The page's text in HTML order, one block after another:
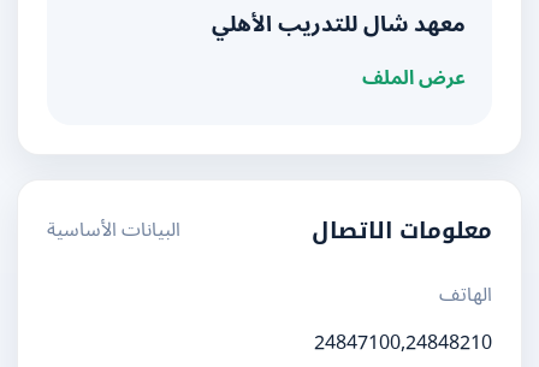
معهد شال للتدريب الأهلي
عرض الملف
معلومات الاتصال
البيانات الأساسية
الهاتف
24847100,24848210